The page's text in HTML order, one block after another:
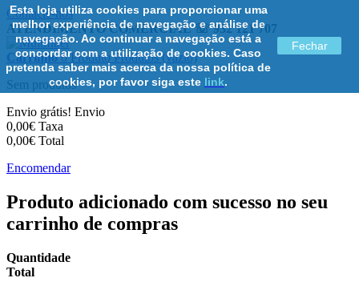
Esta loja utiliza cookies para proporcionar uma
melhor experiência de navegação e análise de
navegação. Ao continuar a navegação está a
concordar com a utilização de cookies. Caso
pretenda saber mais acerca da nossa política de
cookies, por favor siga este link.
Fechar
Contacte-nos
ATENDIMENTO COMERCIAL ☏ 932 121 707
Carrinho 0 Produto Produtos (vazio)
Sem produtos
Envio grátis! Envio
0,00€ Taxa
0,00€ Total
Encomendar
Produto adicionado com sucesso no seu
carrinho de compras
Quantidade
Total